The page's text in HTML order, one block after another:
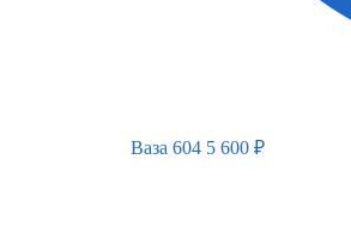
Ваза 604 5 600 ₽